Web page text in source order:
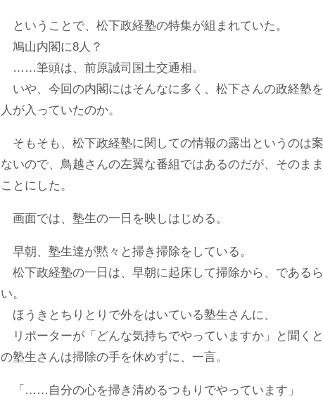
ということで、松下政経塾の特集が組まれていた。
鳩山内閣に8人？
……筆頭は、前原誠司国土交通相。
いや、今回の内閣にはそんなに多く、松下さんの政経塾
人が入っていたのか。
そもそも、松下政経塾に関しての情報の露出というのは
ないので、鳥越さんの左翼な番組ではあるのだが、そのま
ことにした。
画面では、塾生の一日を映しはじめる。
早朝、塾生達が黙々と掃き掃除をしている。
松下政経塾の一日は、早朝に起床して掃除から、である
い。
ほうきとちりとりで外をはいている塾生さんに、
リポーターが「どんな気持ちでやっていますか」と聞く
の塾生さんは掃除の手を休めずに、一言。
「……自分の心を掃き清めるつもりでやっています」